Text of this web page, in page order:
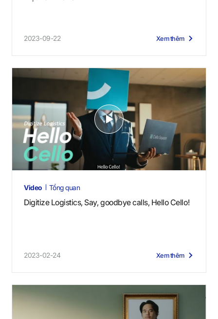
2023-09-22 Xem thêm
V
i
s
Video Tổng quan
Digitize Logistics, Say, goodbye calls, Hello Cello!
2023-02-24 Xem thêm